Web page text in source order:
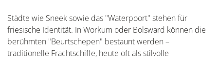
Städte wie Sneek sowie das "Waterpoort" stehen für
friesische Identität. In Workum oder Bolsward können die
berühmten "Beurtschepen" bestaunt werden –
traditionelle Frachtschiffe, heute oft als stilvolle